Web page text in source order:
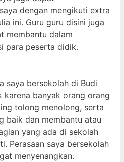
dengan mengikuti extra
ini. Guru guru disini juga
membantu dalam
para peserta didik.
saya bersekolah di Budi
karena banyak orang orang
tolong menolong, serta
baik dan membantu atau
yang ada di sekolah
Perasaan saya bersekolah
menyenangkan.